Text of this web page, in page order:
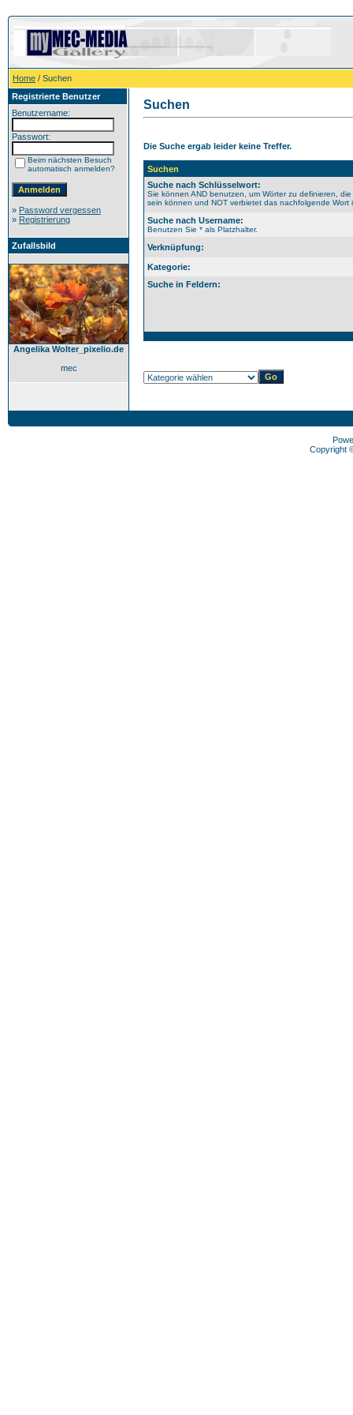
Home / Suchen
Registrierte Benutzer
Benutzername:
Passwort:
Beim nächsten Besuch
automatisch anmelden?
» Password vergessen
» Registrierung
Zufallsbild
Angelika Wolter_pixelio.de
mec
Suchen
Die Suche ergab leider keine Treffer.
Suchen
Suche nach Schlüsselwort:
Sie können AND benutzen, um Wörter zu definieren,
sein können und NOT verbietet das nachfolgende Wort
Suche nach Username:
Benutzen Sie * als Platzhalter.
Verknüpfung:
Kategorie:
Suche in Feldern:
Copyright